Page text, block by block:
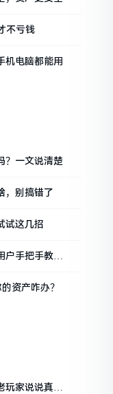
不亏钱
机电脑都能用
？一文说清楚
，别搞错了
试这几招
户手把手教你
资产咋办？
玩家说说真实